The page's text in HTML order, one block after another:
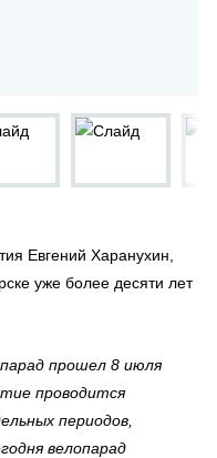
Евгений Харанухин,
уже более десяти лет
прошел 8 июля
проводится
периодов,
велопарад